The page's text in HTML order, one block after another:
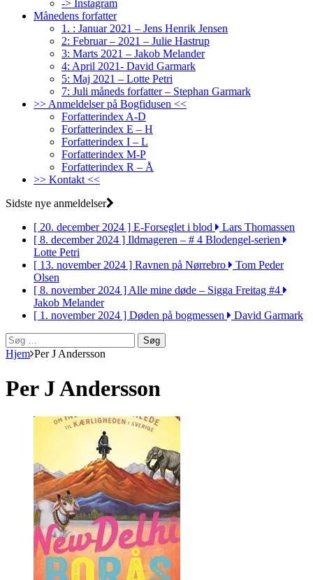
-> Instagram
Månedens forfatter
1. : Januar 2021 – Jens Henrik Jensen
2: Februar – 2021 – Julie Hastrup
3: Marts 2021 – Jakob Melander
4: April 2021- David Garmark
5: Maj 2021 – Lotte Petri
7: Juli måneds forfatter – Stephan Garmark
>> Anmeldelser på Bogfidusen <<
Forfatterindex A-D
Forfatterindex E – H
Forfatterindex I – L
Forfatterindex M-P
Forfatterindex R – Å
>> Kontakt <<
Sidste nye anmeldelser
[ 20. december 2024 ] E-Forseglet i blod
Lars Thomassen
[ 8. december 2024 ] Ildmageren – # 4 Blodengel-serien
Lotte Petri
[ 13. november 2024 ] Ravnen på Nørrebro
Tom Peder
Olsen
[ 8. november 2024 ]Alle mine døde – Sigga Freitag #4
Jakob Melander
[ 1. november 2024 ] Døden på bogmessen
David Garmark
Søg
efter:
Hjem Per J Andersson
Per J Andersson